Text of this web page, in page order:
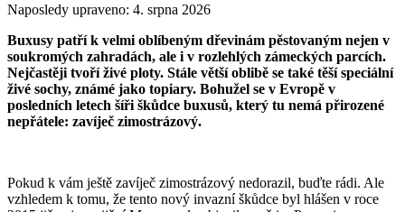
Naposledy upraveno: 4. srpna 2026
Buxusy patří k velmi oblíbeným dřevinám pěstovaným nejen v
soukromých zahradách, ale i v rozlehlých zámeckých parcích.
Nejčastěji tvoří živé ploty. Stále větší oblibě se také těší speciální
živé sochy, známé jako topiary. Bohužel se v Evropě v
posledních letech šíři škůdce buxusů, který tu nemá přirozené
nepřátele: zavíječ zimostrázový.
Pokud k vám ještě zavíječ zimostrázový nedorazil, buďte rádi. Ale
vzhledem k tomu, že tento nový invazní škůdce byl hlášen v roce